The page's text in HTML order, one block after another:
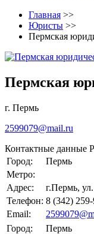
Главная >>
Юристы >>
Пермская
Пермская
г. Пермь
2599079@mail.ru
Контактные данные
Город:
Пермь
Метро:
Адрес:
г.Пермь,
Телефон: 8 (342)
Email:
Город:
Пермь